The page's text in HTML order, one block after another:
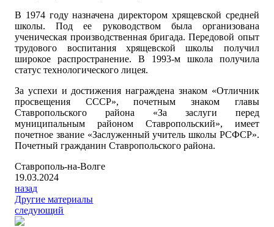
В 1974 году назначена директором хрящевской средней
школы. Под ее руководством была организована
ученическая производственная бригада. Передовой опыт
трудового воспитания хрящевской школы получил
широкое распространение. В 1993-м школа получила
статус технологического лицея.
За успехи и достижения награждена знаком «Отличник
просвещения СССР», почетным знаком главы
Ставропольского района «За заслуги перед
муниципальным районом Ставропольский», имеет
почетное звание «Заслуженный учитель школы РСФСР».
Почетный гражданин Ставропольского района.
Ставрополь-на-Волге
19.03.2024
назад
Другие материалы
следующий